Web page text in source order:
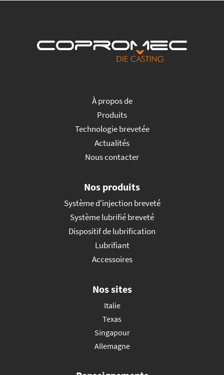
À propos de
Produits
Technologie brevetée
Actualités
Nous contacter
Nos produits
Système d'injection breveté
Système lubrifié breveté
Dispositif de lubrification
Lubrifiant
Accessoires
Nos sites
Italie
Texas
Singapour
Allemagne